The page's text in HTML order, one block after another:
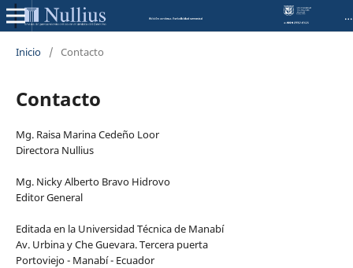
NULLIUS: Revista de pensamiento crítico en el ámbito del Derecho
Inicio / Contacto
Contacto
Mg. Raisa Marina Cedeño Loor
Directora Nullius
Mg. Nicky Alberto Bravo Hidrovo
Editor General
Editada en la Universidad Técnica de Manabí
Av. Urbina y Che Guevara. Tercera puerta
Portoviejo - Manabí - Ecuador